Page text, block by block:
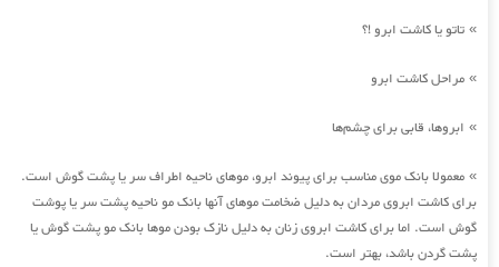
» تاتو یا کاشت ابرو !؟
» مراحل کاشت ابرو
» ابروها، قابی برای چشم‌ها
» معمولا بانک موی مناسب برای پیوند ابرو، موهای ناحیه اطراف سر یا پشت گوش است.
برای کاشت ابروی مردان به دلیل ضخامت موهای آنها بانک مو ناحیه پشت سر یا پوشت
گوش است. اما برای کاشت ابروی زنان به دلیل نازک بودن موها بانک مو پشت گوش یا
پشت گردن باشد، بهتر است.